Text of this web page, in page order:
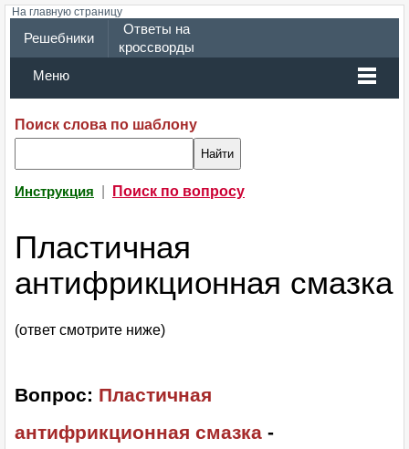
На главную страницу
Решебники
Ответы на
кроссворды
Меню
Поиск слова по шаблону
Инструкция Поиск по вопросу
Пластичная
антифрикционная смазка
(ответ смотрите ниже)
Вопрос: Пластичная
антифрикционная смазка -